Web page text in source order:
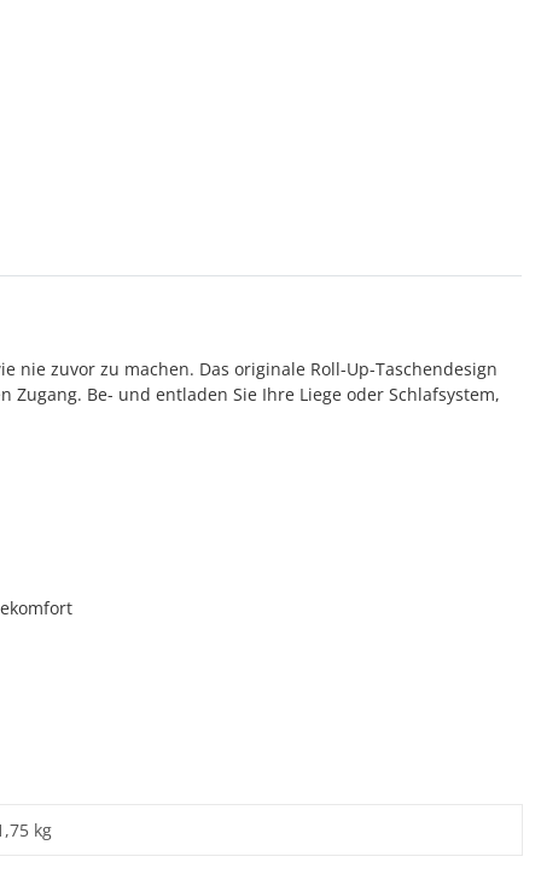
nie zuvor zu machen. Das originale Roll-Up-Taschendesign
Be- und entladen Sie Ihre Liege oder Schlafsystem,
kg